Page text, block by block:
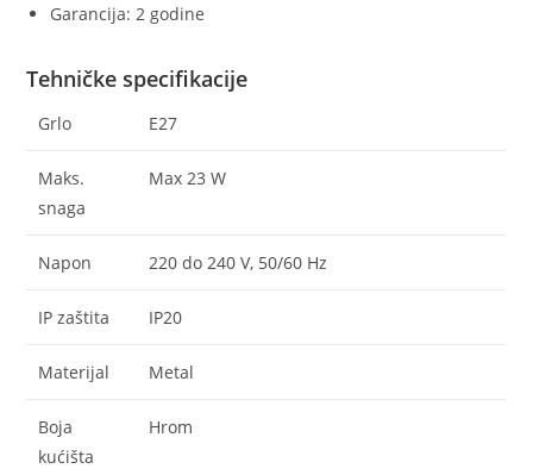
Garancija: 2 godine
Tehničke specifikacije
Grlo E27
Maks.
snaga
Max 23 W
Napon 220 do 240 V, 50/60 Hz
IP zaštita IP20
Materijal Metal
Boja
kućišta
Hrom